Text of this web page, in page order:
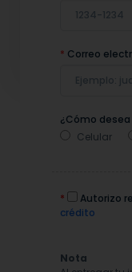
* Correo
¿Cómo
Celular
* Autorizo
crédito
Nota